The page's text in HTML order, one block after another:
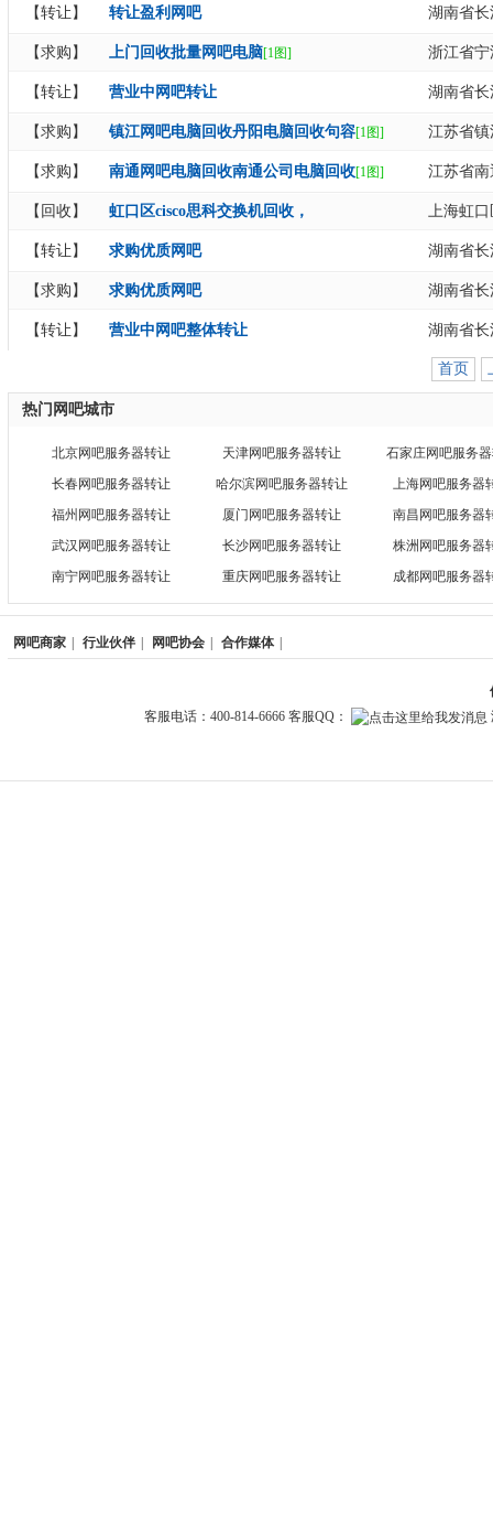
【转让】 转让盈利网吧 湖南省
【求购】 上门回收批量网吧电脑[1图] 浙江省
【转让】 营业中网吧转让 湖南省
【求购】 镇江网吧电脑回收丹阳电脑回收句容[1图] 江苏省
【求购】 南通网吧电脑回收南通公司电脑回收[1图] 江苏省
【回收】 虹口区cisco思科交换机回收， 上海虹口
【转让】 求购优质网吧 湖南省
【求购】 求购优质网吧 湖南省
【转让】 营业中网吧整体转让 湖南省
首页
热门网吧城市
北京网吧服务器转让 天津网吧服务器转让
石家庄网吧服务
长春网吧服务器转让
哈尔滨网吧服务器转让
上海网吧服务器
福州网吧服务器转让
厦门网吧服务器转让
南昌网吧服务器
武汉网吧服务器转让
长沙网吧服务器转让
株洲网吧服务器
南宁网吧服务器转让
重庆网吧服务器转让 成都网吧服务器
网吧商家 行业伙伴 网吧协会 合作媒体
客服电话：400-814-6666 客服QQ：